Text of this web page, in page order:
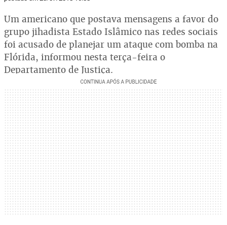
Um americano que postava mensagens a favor do
grupo jihadista Estado Islâmico nas redes sociais
foi acusado de planejar um ataque com bomba na
Flórida, informou nesta terça-feira o
Departamento de Justiça.